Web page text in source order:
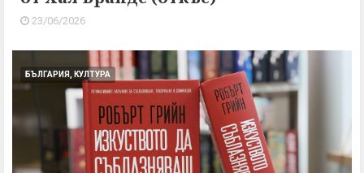
23/06/2026
БЪЛГАРИЯ, КУЛТУРА